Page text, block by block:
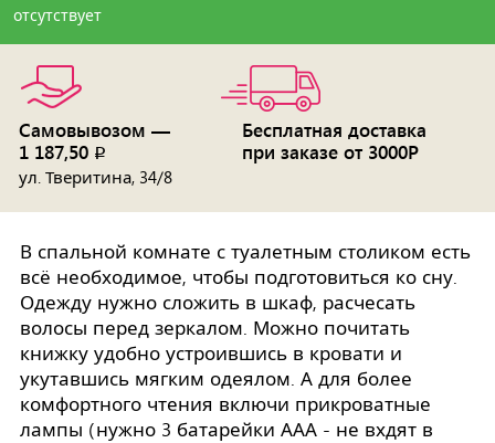
отсутствует
Самовывозом —
1 187,50 p
ул. Тверитина, 34/8
Бесплатная доставка
при заказе от 3000Р
В спальной комнате с туалетным столиком есть
всё необходимое, чтобы подготовиться ко сну.
Одежду нужно сложить в шкаф, расчесать
волосы перед зеркалом. Можно почитать
книжку удобно устроившись в кровати и
укутавшись мягким одеялом. А для более
комфортного чтения включи прикроватные
лампы (нужно 3 батарейки ААА - не вхдят в